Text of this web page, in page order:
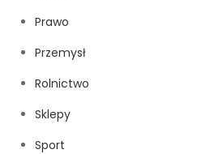
Prawo
Przemysł
Rolnictwo
Sklepy
Sport